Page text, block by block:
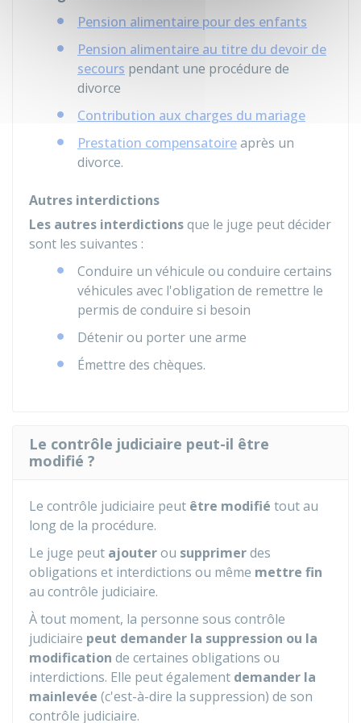
Pension alimentaire pour des enfants
Pension alimentaire au titre du devoir de
secours pendant une procédure de
divorce
Contribution aux charges du mariage
Prestation compensatoireaprès un
divorce.
Autres interdictions
Les autres interdictionsque le juge peut décider
sont les suivantes :
Conduire un véhicule ou conduire certains
véhicules avec l'obligation de remettre le
permis de conduire si besoin
Détenir ou porter une arme
Émettre des chèques.
Le contrôle judiciaire peut-il être
modifié ?
Le contrôle judiciaire peut être modifié tout au
long de la procédure.
Le juge peut ajouterou supprimerdes
obligations et interdictions ou même mettre fin
au contrôle judiciaire.
À tout moment, la personne sous contrôle
judiciaire peut demander la suppression ou la
modification de certaines obligations ou
interdictions. Elle peut également demander la
mainlevée (c'est-à-dire la suppression) de son
contrôle judiciaire.